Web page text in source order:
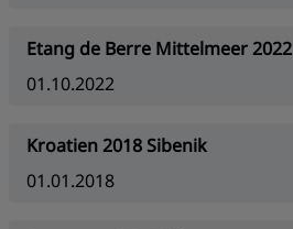
Etang de Berre Mittelmeer 2022
01.10.2022
Kroatien 2018 Sibenik
01.01.2018